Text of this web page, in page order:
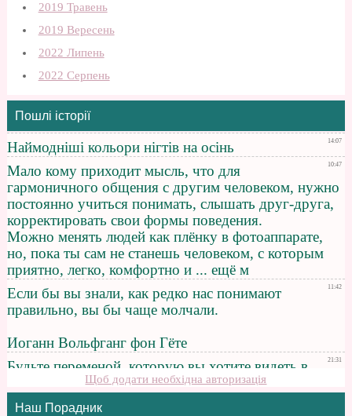
2019 Травень
2019 Вересень
2022 Липень
2022 Серпень
Пошлі історії
Щоб додати необхідна авторизація
Наш Порадник